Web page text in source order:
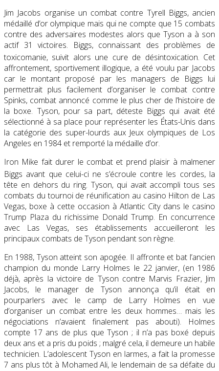
Jim Jacobs organise un combat contre Tyrell Biggs, ancien
médaillé d’or olympique mais qui ne compte que 15 combats
contre des adversaires modestes alors que Tyson a à son
actif 31 victoires. Biggs, connaissant des problèmes de
toxicomanie, suivit alors une cure de désintoxication. Cet
affrontement, sportivement illogique, a été voulu par Jacobs
car le montant proposé par les managers de Biggs lui
permettrait plus facilement d’organiser le combat contre
Spinks, combat annoncé comme le plus cher de l’histoire de
la boxe. Tyson, pour sa part, déteste Biggs qui avait été
sélectionné à sa place pour représenter les États-Unis dans
la catégorie des super-lourds aux Jeux olympiques de Los
Angeles en 1984 et remporté la médaille d’or.
Iron Mike fait durer le combat et prend plaisir à malmener
Biggs avant que celui-ci ne s’écroule contre les cordes, la
tête en dehors du ring. Tyson, qui avait accompli tous ses
combats du tournoi de réunification au casino Hilton de Las
Vegas, boxe à cette occasion à Atlantic City dans le casino
Trump Plaza du richissime Donald Trump. En concurrence
avec Las Vegas, ses établissements accueilleront les
principaux combats de Tyson pendant son règne.
En 1988, Tyson atteint son apogée. Il affronte et bat l’ancien
champion du monde Larry Holmes le 22 janvier, (en 1986
déjà, après la victoire de Tyson contre Marvis Frazier, Jim
Jacobs, le manager de Tyson annonça qu’il était en
pourparlers avec le camp de Larry Holmes en vue
d’organiser un combat entre les deux hommes… mais les
négociations n’avaient finalement pas abouti). Holmes
compte 17 ans de plus que Tyson ; il n’a pas boxé depuis
deux ans et a pris du poids ; malgré cela, il demeure un habile
technicien. L’adolescent Tyson en larmes, a fait la promesse
7 ans plus tôt à Mohamed Ali, le lendemain de sa défaite du